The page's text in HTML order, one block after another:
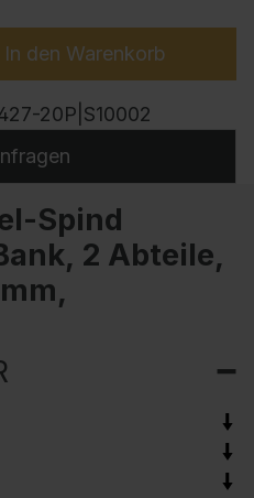
In den Warenkorb
20P|S10002
Spind
2 Abteile,